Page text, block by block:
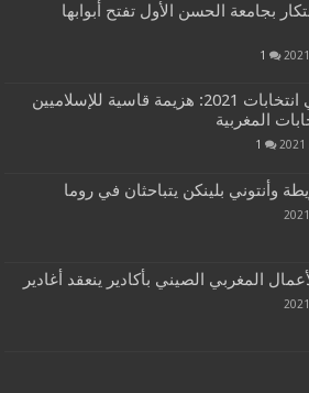
بجامعة الحسن الأول تفتح أبوابها
1
قراءة في انتخابات 2021: هزيمة قاسية للإسلاميين
المغربية
1
وأنتوني بلينكن يتباحثان في روما
المغربي الصيني بأكادير ينعقد أغادير